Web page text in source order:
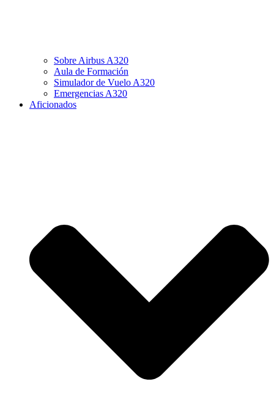
Sobre Airbus A320
Aula de Formación
Simulador de Vuelo A320
Emergencias A320
Aficionados